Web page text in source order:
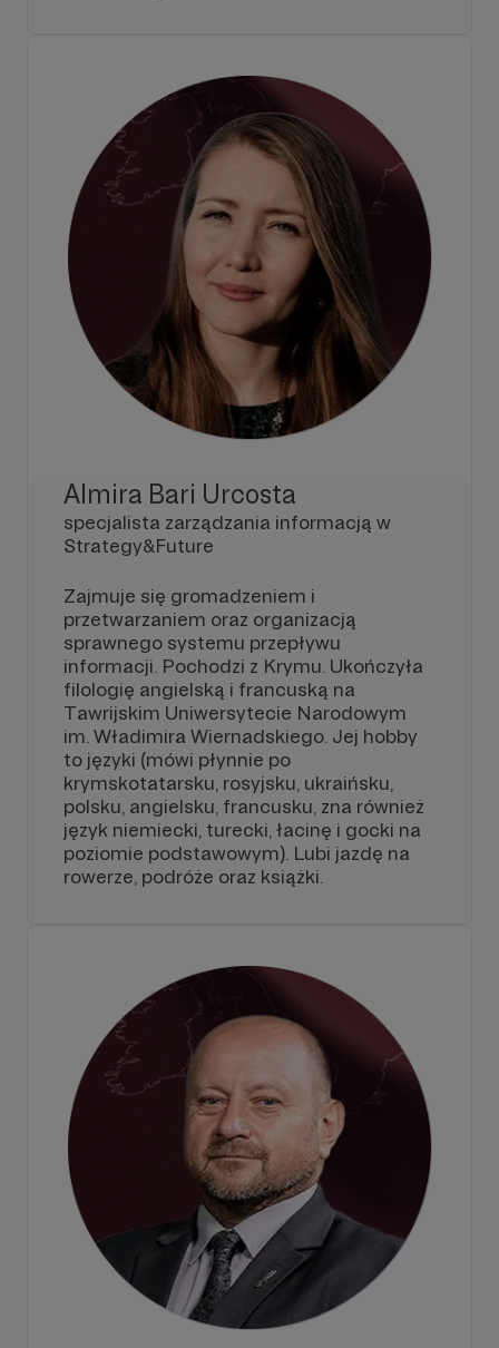
Almira Bari Urcosta
specjalista zarządzania informacją w
Strategy&Future
Zajmuje się gromadzeniem i
przetwarzaniem oraz organizacją
sprawnego systemu przepływu
informacji. Pochodzi z Krymu. Ukończyła
filologię angielską i francuską na
Tawrijskim Uniwersytecie Narodowym
im. Władimira Wiernadskiego. Jej hobby
to języki (mówi płynnie po
krymskotatarsku, rosyjsku, ukraińsku,
polsku, angielsku, francusku, zna również
język niemiecki, turecki, łacinę i gocki na
poziomie podstawowym). Lubi jazdę na
rowerze, podróże oraz książki.